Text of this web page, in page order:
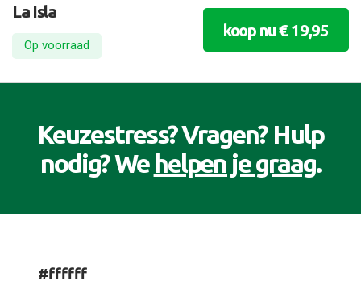
La Isla
Op voorraad
koop nu € 19,95
Keuzestress? Vragen? Hulp
nodig? Wehelpen je graag.
#ffffff